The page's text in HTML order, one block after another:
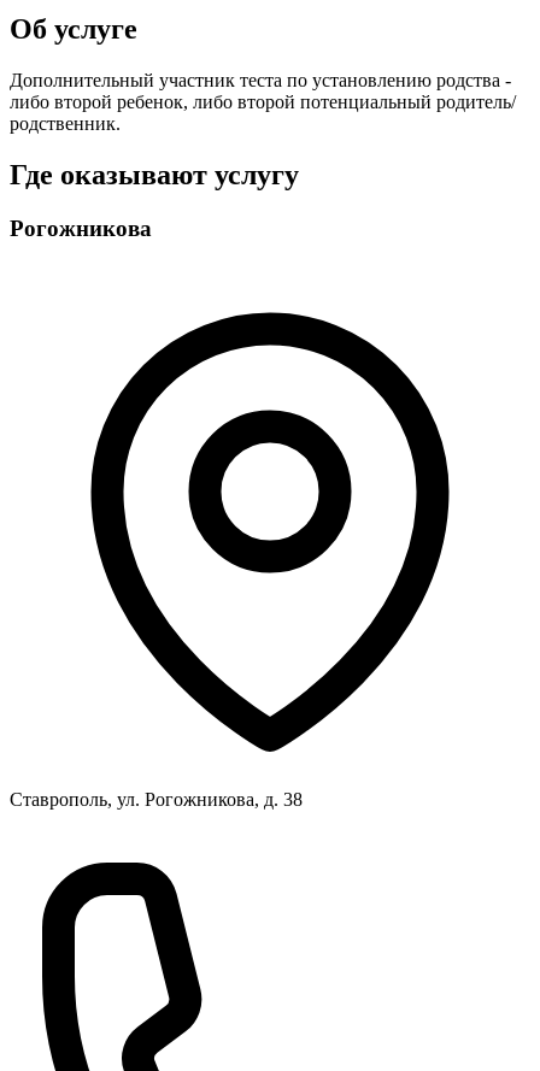
Об услуге
Дополнительный участник теста по установлению родства -
либо второй ребенок, либо второй потенциальный родитель/
родственник.
Где оказывают услугу
Рогожникова
Ставрополь, ул. Рогожникова, д. 38